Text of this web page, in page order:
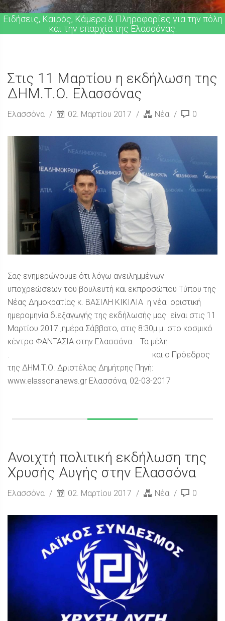
Ειδήσεις, Καιρός, Κάμερα & Πληροφορίες για την πόλη
και την επαρχία της Ελασσόνας.
Στις 11 Μαρτίου η εκδήλωση της
ΔΗΜ.Τ.Ο. Ελασσόνας
Ελασσόνα 02. Μαρτίου 2017 Νέα 0
Σας ενημερώνουμε ότι λόγω ανειλημμένων
υποχρεώσεων του βουλευτή και εκπροσώπου Τύπου της
Νέας Δημοκρατίας κ. ΒΑΣΙΛΗ ΚΙΚΙΛΙΑ η νέα οριστική
ημερομηνία διεξαγωγής της εκδήλωσής μας είναι στις 11
Μαρτίου 2017 ,ημέρα Σάββατο, στις 8:30μ.μ. στο κοσμικό
κέντρο ΦΑΝΤΑΣΙΑ στην Ελασσόνα. Τα μέλη
. και ο Πρόεδρος
της ΔΗΜ.Τ.Ο. Δριστέλας Δημήτρης Πηγή:
www.elassonanews.gr Ελασσόνα, 02-03-2017
Ανοιχτή πολιτική εκδήλωση της
Χρυσής Αυγής στην Ελασσόνα
Ελασσόνα 02. Μαρτίου 2017 Νέα 0